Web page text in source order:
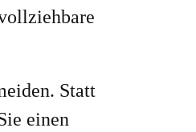
Statt
einen